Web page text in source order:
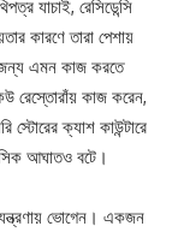
যাচাই, রেসিডেন্সি
কারণে তারা পেশায়
জন্য এমন কাজ করতে
রেস্তোরাঁয় কাজ করেন,
স্টোরের ক্যাশ কাউন্টারে
আঘাতও বটে।
যন্ত্রণায় ভোগেন। একজন